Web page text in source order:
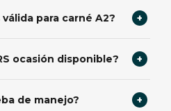
Services disponibles.
válida para carné A2? +
ocasión disponible? +
disponible.
de manejo? +